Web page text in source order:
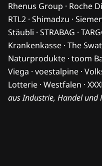
Rhenus Group · Roche
RTL2 · Shimadzu ·
Stäubli · STRABAG ·
Krankenkasse · The
Naturprodukte · toom
Viega · voestalpine ·
Lotterie · Westfalen ·
aus Industrie, Handel und